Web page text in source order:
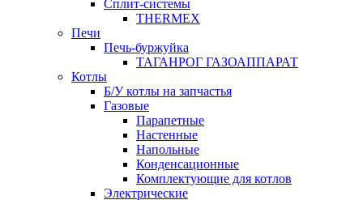
Сплит-системы
THERMEX
Печи
Печь-буржуйка
ТАГАНРОГ ГАЗОАППАРАТ
Котлы
Б/У котлы на запчастья
Газовые
Парапетные
Настенные
Напольные
Конденсационные
Комплектующие для котлов
Электрические